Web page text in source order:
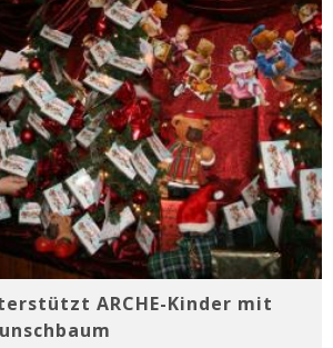
ARCHE-Kinder mit